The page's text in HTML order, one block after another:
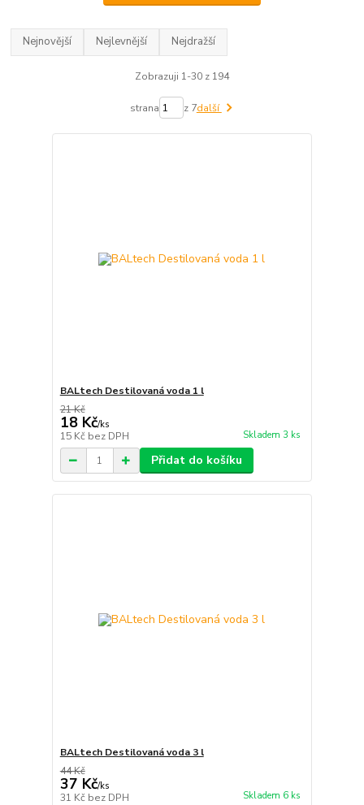
Nejnovější Nejlevnější Nejdražší
Zobrazuji 1-30 z 194
strana z 7další
BALtech Destilovaná voda 1 l
21 Kč
18 Kč/ks
15 Kč bez DPH Skladem 3 ks
Přidat do košíku
BALtech Destilovaná voda 3 l
44 Kč
37 Kč/ks
31 Kč bez DPH Skladem 6 ks